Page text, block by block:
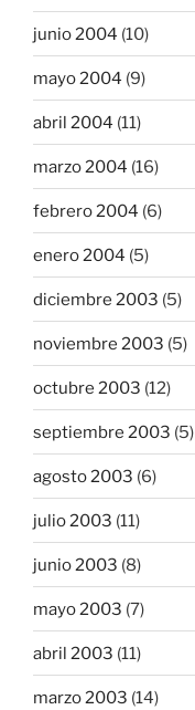
junio 2004 (10)
mayo 2004 (9)
abril 2004 (11)
marzo 2004 (16)
febrero 2004 (6)
enero 2004 (5)
diciembre 2003 (5)
noviembre 2003 (5)
octubre 2003 (12)
septiembre 2003 (5)
agosto 2003 (6)
julio 2003 (11)
junio 2003 (8)
mayo 2003 (7)
abril 2003 (11)
marzo 2003 (14)